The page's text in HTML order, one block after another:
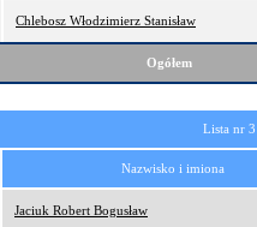
Chlebosz Włodzimierz Stanisław
Ogółem
Lista nr
Nazwisko i imiona
Jaciuk Robert Bogusław